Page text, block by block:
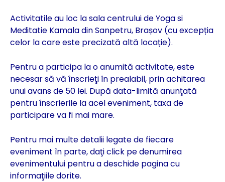
Activitatile au loc la sala centrului de Yoga si
Meditatie Kamala din Sanpetru, Brașov (cu excepția
celor la care este precizată altă locație).
Pentru a participa la o anumită activitate, este
necesar să vă înscrieţi în prealabil, prin achitarea
unui avans de 50 lei. După data-limită anunţată
pentru înscrierile la acel eveniment, taxa de
participare va fi mai mare.
Pentru mai multe detalii legate de fiecare
eveniment în parte, daţi click pe denumirea
evenimentului pentru a deschide pagina cu
informaţiile dorite.